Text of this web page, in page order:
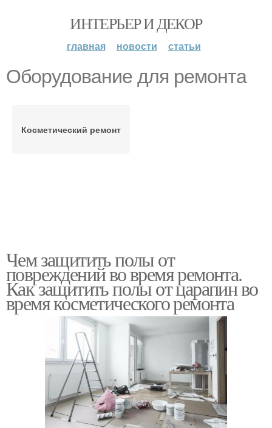
ИНТЕРЬЕР И ДЕКОР
главная новости статьи
Оборудование для ремонта
Косметический ремонт
Чем защитить полы от
повреждений во время ремонта.
Как защитить полы от царапин во
время косметического ремонта